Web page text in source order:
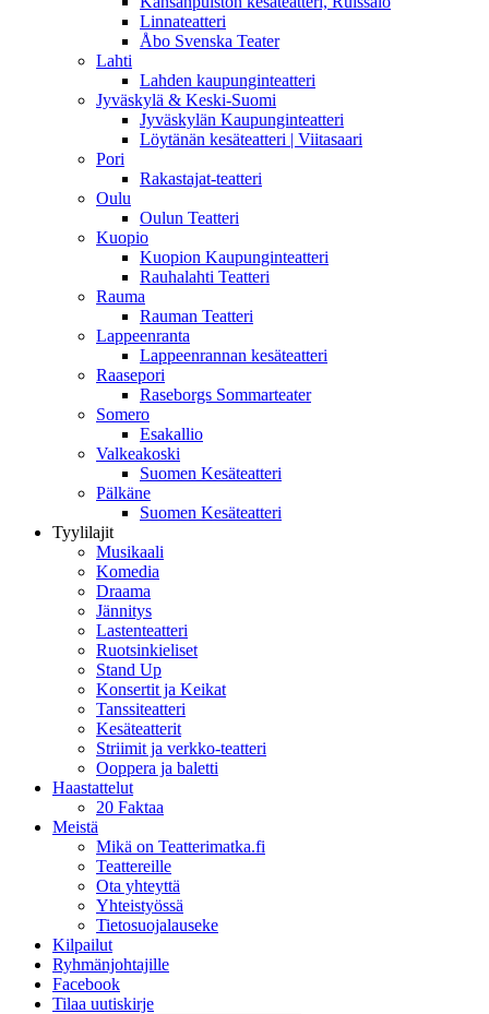
Linnateatteri
Åbo Svenska Teater
Lahti
Lahden kaupunginteatteri
Jyväskylä & Keski-Suomi
Jyväskylän Kaupunginteatteri
Löytänän kesäteatteri | Viitasaari
Pori
Rakastajat-teatteri
Oulu
Oulun Teatteri
Kuopio
Kuopion Kaupunginteatteri
Rauhalahti Teatteri
Rauma
Rauman Teatteri
Lappeenranta
Lappeenrannan kesäteatteri
Raasepori
Raseborgs Sommarteater
Somero
Esakallio
Valkeakoski
Suomen Kesäteatteri
Pälkäne
Suomen Kesäteatteri
Tyylilajit
Musikaali
Komedia
Draama
Jännitys
Lastenteatteri
Ruotsinkieliset
Stand Up
Konsertit ja Keikat
Tanssiteatteri
Kesäteatterit
Striimit ja verkko-teatteri
Ooppera ja baletti
Haastattelut
20 Faktaa
Meistä
Mikä on Teatterimatka.fi
Teattereille
Ota yhteyttä
Yhteistyössä
Tietosuojalauseke
Kilpailut
Ryhmänjohtajille
Facebook
Tilaa uutiskirje